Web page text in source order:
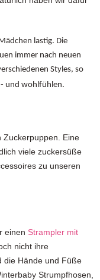
lastig. Die
immer nach neuen
Styles, so
und wohlfühlen.
Zuckerpuppen. Eine
viele zuckersüße
zu unseren
einen Strampler mit
nicht ihre
die Hände und Füße
Strumpfhosen,